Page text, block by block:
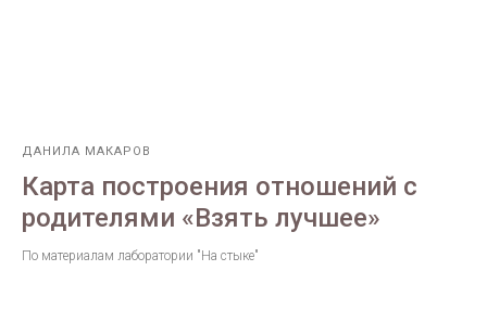
ДАНИЛА МАКАРОВ
Карта построения отношений с
родителями «Взять лучшее»
По материалам лаборатории "На стыке"